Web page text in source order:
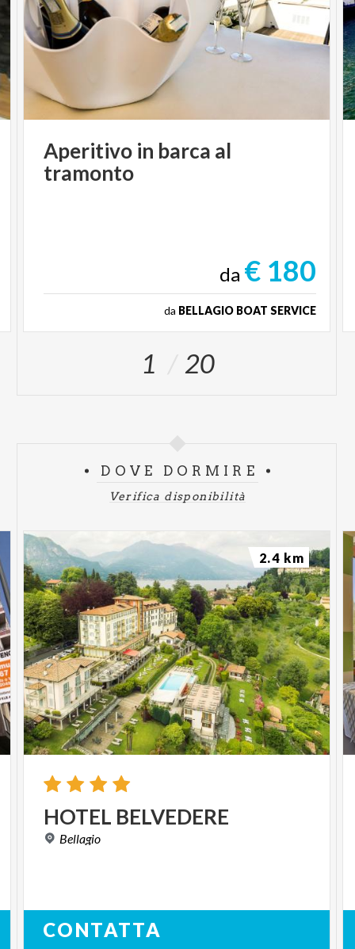
Aperitivo in barca al
tramonto
da € 180
da BELLAGIO BOAT SERVICE
1 20
DOVE DORMIRE
Verifica disponibilità
HOTEL BELVEDERE
Bellagio
CONTATTA
2.4 km